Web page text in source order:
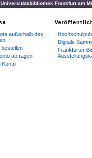
Frankfurt am
außerhalb des
bestellen
abfragen
Konto
Digitale
Frankfurter